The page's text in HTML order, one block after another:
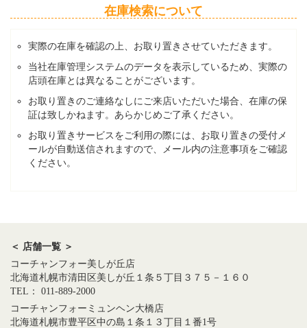
在庫検索について
実際の在庫を確認の上、お取り置きさせていただきます。
当社在庫管理システムのデータを表示しているため、実際の
店頭在庫とは異なることがございます。
お取り置きのご連絡なしにご来店いただいた場合、在庫の保
証は致しかねます。あらかじめご了承ください。
お取り置きサービスをご利用の際には、お取り置きの受付メ
ールが自動送信されますので、メール内の注意事項をご確認
ください。
＜ 店舗一覧 ＞
コーチャンフォー美しが丘店
北海道札幌市清田区美しが丘１条５丁目３７５－１６０
TEL： 011-889-2000
コーチャンフォーミュンヘン大橋店
北海道札幌市豊平区中の島１条１３丁目１番1号